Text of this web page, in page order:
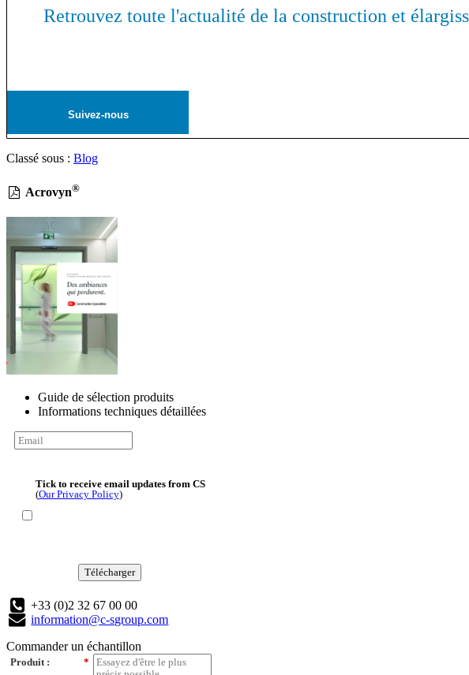
Retrouvez toute l'actualité de la construction et
Suivez-nous
Classé sous : Blog
Acrovyn®
Guide de sélection produits
Informations techniques détaillées
Tick to receive email updates from CS
(Our Privacy Policy)
Télécharger
+33 (0)2 32 67 00 00
information@c-sgroup.com
Commander un échantillon
*
Produit :